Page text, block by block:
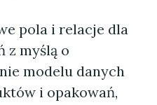
pola i relacje dla
z myślą o
modelu danych
i opakowań,